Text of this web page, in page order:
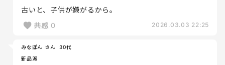
古いと、子供が嫌がるから。
共感 0 2026.03.03 22:25
みなぽん さん
30代
新品派